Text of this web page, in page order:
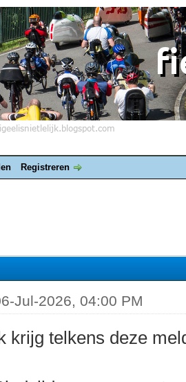
Registreren
Jul-2026, 04:00 PM
krijg telkens deze